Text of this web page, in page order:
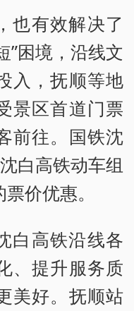
也有效解决了
”困境，沿线文
入，抚顺等地
景区首道门票
前往。国铁沈
白高铁动车组
价优惠。
白高铁沿线各
、提升服务质
美好。抚顺站